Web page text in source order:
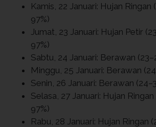
Kamis, 22 Januari: Hujan Ringan
97%)
Jumat, 23 Januari: Hujan Petir
97%)
Sabtu, 24 Januari: Berawan
Minggu, 25 Januari: Berawan
Senin, 26 Januari: Berawan
Selasa, 27 Januari: Hujan Ringan
97%)
Rabu, 28 Januari: Hujan Ringan